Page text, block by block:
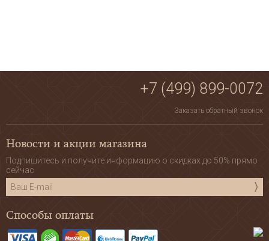
+7 (499) 899-0072
Заказать обратный звонок
Новости и акции магазина
Подпишитесь и получите информацию о скидках до 50% прямо
сейчас
Способы оплаты